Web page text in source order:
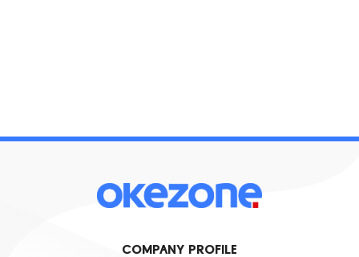
COMPANY PROFILE